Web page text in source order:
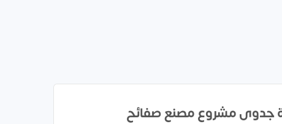
جدوى مشروع مصنع صفائح